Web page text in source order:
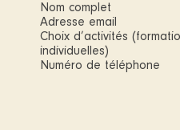
Nom complet
Adresse email
Choix d’activités
individuelles)
Numéro de téléphone